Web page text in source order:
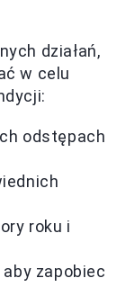
działań,
w celu
odstępach
roku i
zapobiec